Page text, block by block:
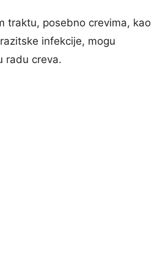
traktu, posebno crevima, kao
infekcije, mogu
radu creva.